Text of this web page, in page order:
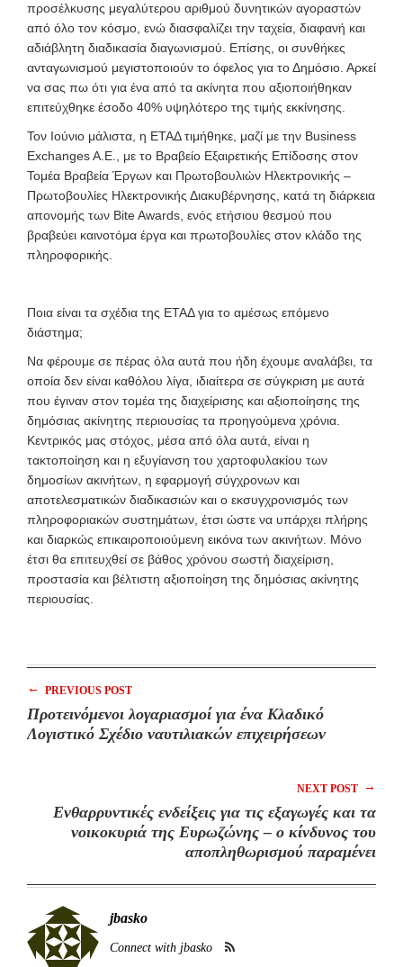
προσέλκυσης μεγαλύτερου αριθμού δυνητικών αγοραστών
από όλο τον κόσμο, ενώ διασφαλίζει την ταχεία, διαφανή και
αδιάβλητη διαδικασία διαγωνισμού. Επίσης, οι συνθήκες
ανταγωνισμού μεγιστοποιούν το όφελος για το Δημόσιο. Αρκεί
να σας πω ότι για ένα από τα ακίνητα που αξιοποιήθηκαν
επιτεύχθηκε έσοδο 40% υψηλότερο της τιμής εκκίνησης.
Τον Ιούνιο μάλιστα, η ΕΤΑΔ τιμήθηκε, μαζί με την Business
Exchanges A.E., με το Βραβείο Εξαιρετικής Επίδοσης στον
Τομέα Βραβεία Έργων και Πρωτοβουλιών Ηλεκτρονικής –
Πρωτοβουλίες Ηλεκτρονικής Διακυβέρνησης, κατά τη διάρκεια
απονομής των Bite Awards, ενός ετήσιου θεσμού που
βραβεύει καινοτόμα έργα και πρωτοβουλίες στον κλάδο της
πληροφορικής.
Ποια είναι τα σχέδια της ΕΤΑΔ για το αμέσως επόμενο
διάστημα;
Να φέρουμε σε πέρας όλα αυτά που ήδη έχουμε αναλάβει, τα
οποία δεν είναι καθόλου λίγα, ιδιαίτερα σε σύγκριση με αυτά
που έγιναν στον τομέα της διαχείρισης και αξιοποίησης της
δημόσιας ακίνητης περιουσίας τα προηγούμενα χρόνια.
Κεντρικός μας στόχος, μέσα από όλα αυτά, είναι η
τακτοποίηση και η εξυγίανση του χαρτοφυλακίου των
δημοσίων ακινήτων, η εφαρμογή σύγχρονων και
αποτελεσματικών διαδικασιών και ο εκσυγχρονισμός των
πληροφοριακών συστημάτων, έτσι ώστε να υπάρχει πλήρης
και διαρκώς επικαιροποιούμενη εικόνα των ακινήτων. Μόνο
έτσι θα επιτευχθεί σε βάθος χρόνου σωστή διαχείριση,
προστασία και βέλτιστη αξιοποίηση της δημόσιας ακίνητης
περιουσίας.
← PREVIOUS POST
Προτεινόμενοι λογαριασμοί για ένα Κλαδικό
Λογιστικό Σχέδιο ναυτιλιακών επιχειρήσεων
NEXT POST →
Ενθαρρυντικές ενδείξεις για τις εξαγωγές και τα
νοικοκυριά της Ευρωζώνης – ο κίνδυνος του
αποπληθωρισμού παραμένει
jbasko
Connect with jbasko